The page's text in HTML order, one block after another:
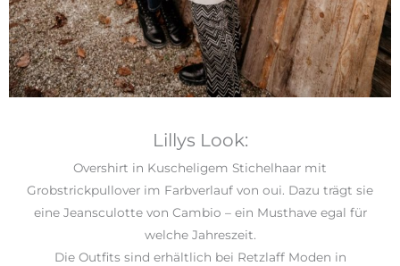
Lillys Look:
Overshirt in Kuscheligem Stichelhaar mit
Grobstrickpullover im Farbverlauf von oui. Dazu trägt sie
eine Jeansculotte von Cambio – ein Musthave egal für
welche Jahreszeit.
Die Outfits sind erhältlich bei Retzlaff Moden in